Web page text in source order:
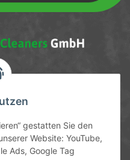
gestatten Sie den
Website: YouTube,
Ads, Google Tag
Uhr